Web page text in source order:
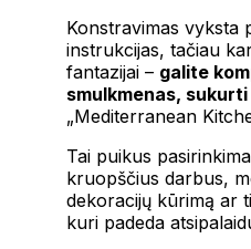
Konstravimas vyksta
instrukcijas, tačiau
fantazijai – galite
smulkmenas,
„Mediterranean
Tai puikus
kruopščius darbus,
dekoracijų kūrimą ar
kuri padeda